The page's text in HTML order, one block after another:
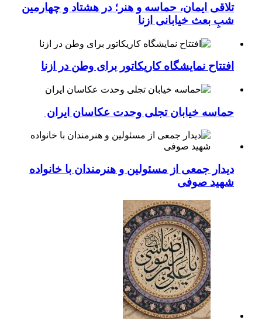
تلاقی ایمان، حماسه و هنر؛ در هشتاد و چهارمین
شبِ بعث خیابانی ازنا
افتتاح نمایشگاه کاریکاتور برای وطن در ازنا
حماسه خیابان تجلی وحدت عکاسان ایران
دیدار جمعی از مسئولین و هنرمندان با خانواده
شهید صوفی